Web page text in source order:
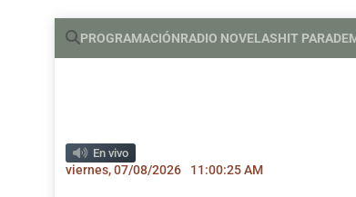
Saltar
PROGRAMACIÓNRADIO NOVELASHIT PARADE
En vivo
viernes, 07/08/2026 11:00:27 AM